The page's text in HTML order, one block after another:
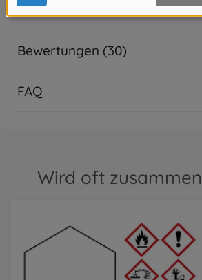
Downloads
Bewertungen (30)
FAQ
Wird oft